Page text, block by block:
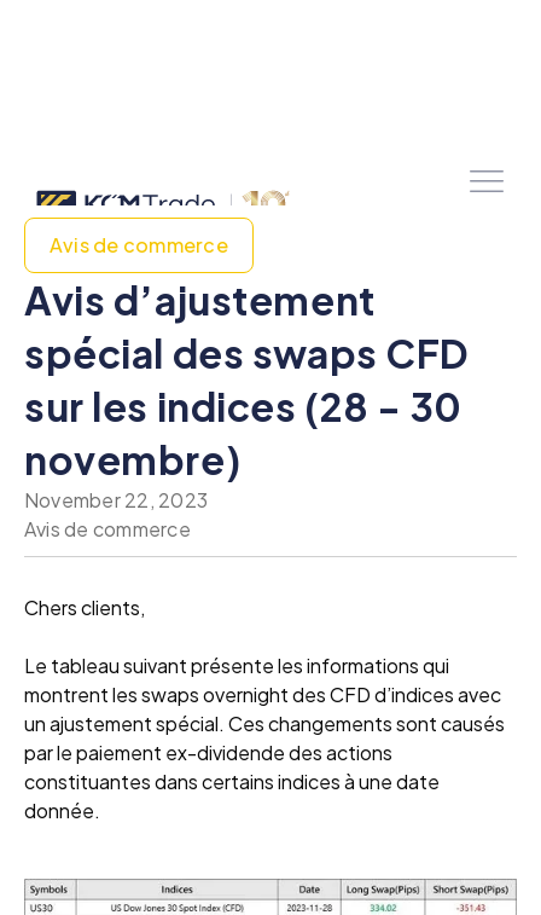
Avis de commerce
Avis d’ajustement
spécial des swaps CFD
sur les indices (28 - 30
novembre)
November 22, 2023
Avis de commerce
Chers clients,
Le tableau suivant présente les informations qui
montrent les swaps overnight des CFD d’indices avec
un ajustement spécial. Ces changements sont causés
par le paiement ex-dividende des actions
constituantes dans certains indices à une date
donnée.